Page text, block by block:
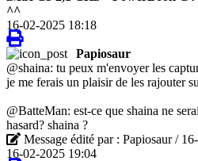
^^
16-02-2025 18:18
Papiosaur
@shaina: tu peux m'envoyer les
je me ferais un plaisir de les rajouter
@BatteMan: est-ce que shaina ne
hasard? shaina ?
Message édité par : Papiosaur /
16-02-2025 19:04